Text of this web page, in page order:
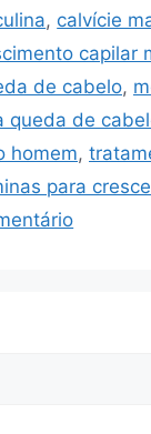
, calvície
capilar
de cabelo,
queda de
homem,
para